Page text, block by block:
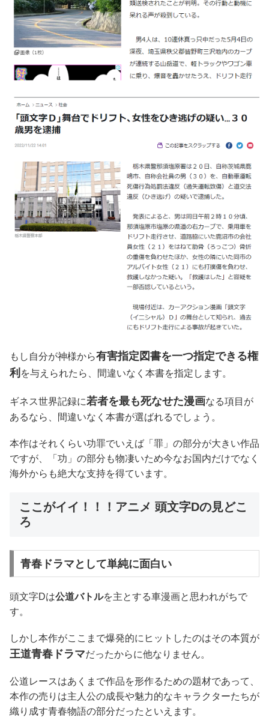
もし自分が神様から有害指定図書を一つ指定できる権
利 を与えられたら、間違いなく本書を指定します。
ギネス世界記録に若者を最も死なせた漫画なる項目が
あるなら、間違いなく本書が選ばれるでしょう。
本作はそれくらい功罪でいえば「罪」の部分が大きい作品
ですが、「功」の部分も物凄いため今なお国内だけでなく
海外からも絶大な支持を得ています。
ここがイイ！！！アニメ 頭文字Dの見どこ
ろ
青春ドラマとして単純に面白い
頭文字Dは公道バトルを主とする車漫画と思われがちで
す。
しかし本作がここまで爆発的にヒットしたのはその本質が
王道青春ドラマだったからに他なりません。
公道レースはあくまで作品を形作るための題材であって、
本作の売りは主人公の成長や魅力的なキャラクターたちが
織り成す青春物語の部分だったといえます。